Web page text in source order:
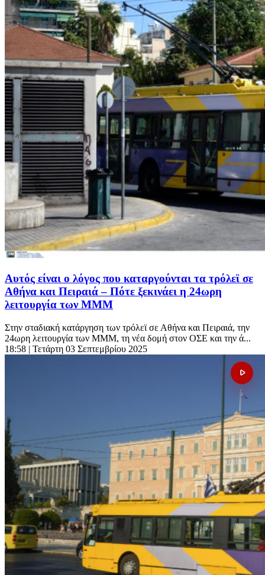
Αυτός είναι ο λόγος που καταργούνται τα τρόλεϊ σε
Αθήνα και Πειραιά – Πότε ξεκινάει η 24ωρη
λειτουργία των ΜΜΜ
Στην σταδιακή κατάργηση των τρόλεϊ σε Αθήνα και Πειραιά, την
24ωρη λειτουργία των ΜΜΜ, τη νέα δομή στον ΟΣΕ και την ά...
18:58 | Τετάρτη 03 Σεπτεμβρίου 2025